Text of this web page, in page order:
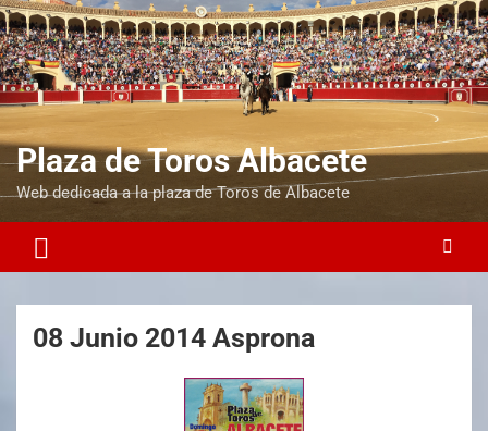
Plaza de Toros Albacete
Web dedicada a la plaza de Toros de Albacete
08 Junio 2014 Asprona